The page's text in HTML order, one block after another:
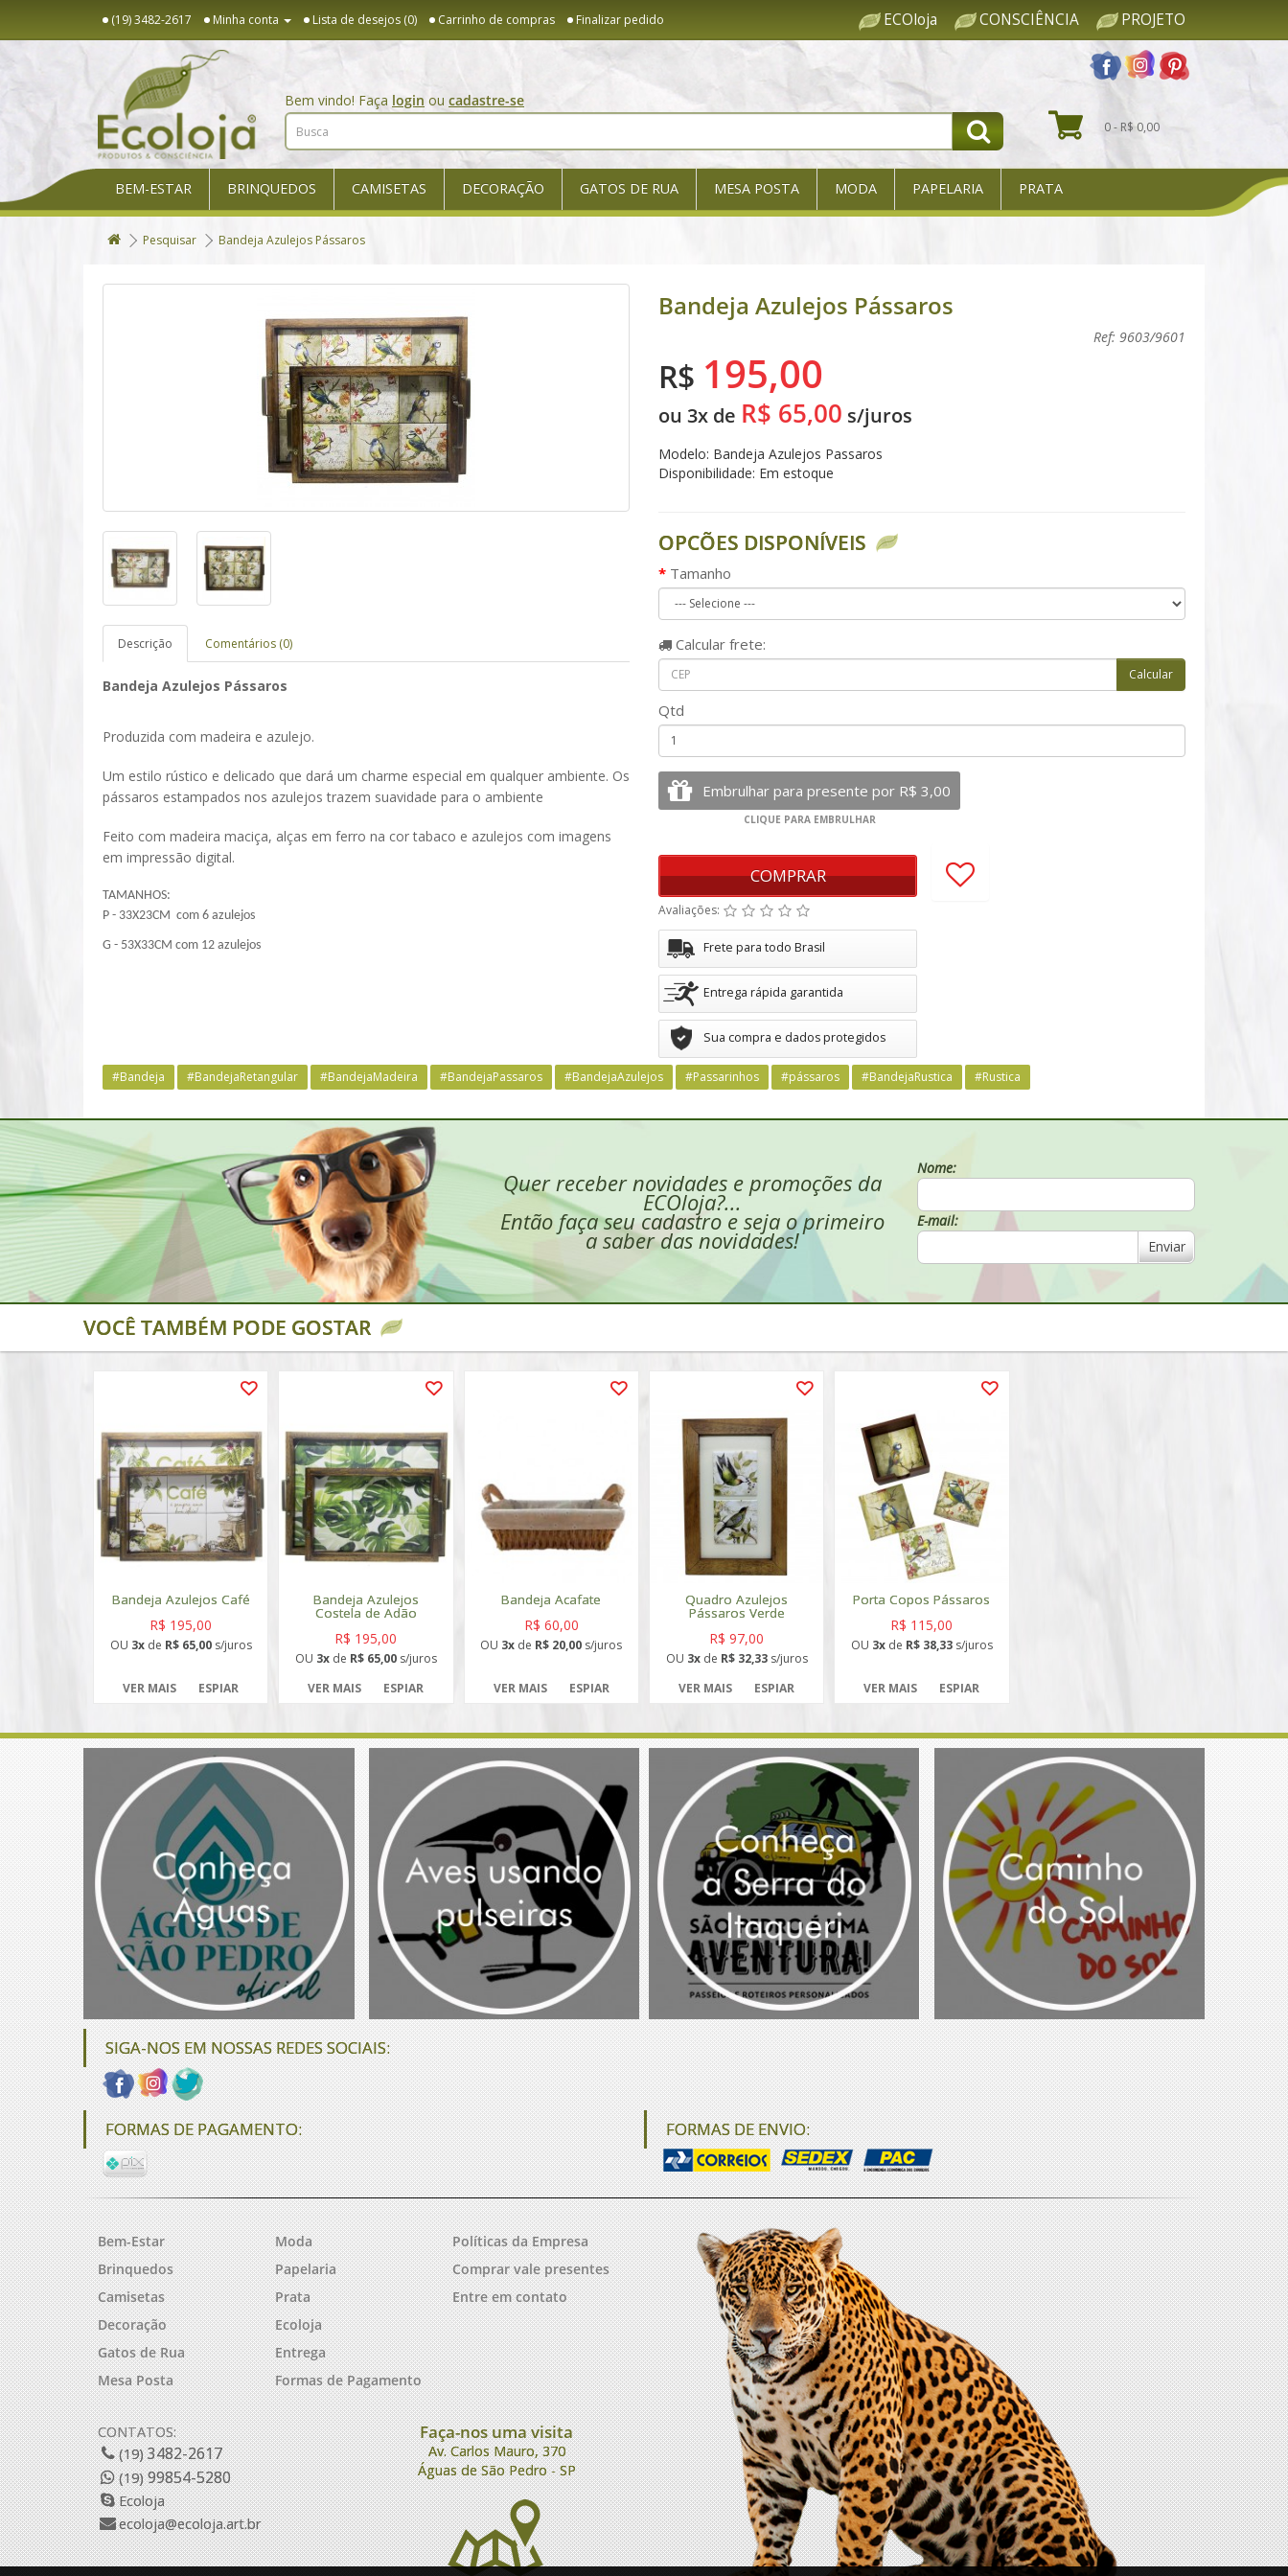
(19) 3482-2617 Minha conta Lista de desejos (0) Carrinho de compras Finalizar pedido ECOloja CONSCIÊNCIA PROJETO
Bem vindo! Faça login ou cadastre-se
0 - R$ 0,00
BEM-ESTAR BRINQUEDOS CAMISETAS DECORAÇÃO GATOS DE RUA MESA POSTA MODA PAPELARIA PRATA
Pesquisar Bandeja Azulejos Pássaros
Descrição Comentários (0)
Bandeja Azulejos Pássaros
Produzida com madeira e azulejo.
Um estilo rústico e delicado que dará um charme especial em qualquer ambiente. Os
pássaros estampados nos azulejos trazem suavidade para o ambiente
Feito com madeira maciça, alças em ferro na cor tabaco e azulejos com imagens
em impressão digital.
TAMANHOS:
P - 33X23CM com 6 azulejos
G - 53X33CM com 12 azulejos
Bandeja Azulejos Pássaros
Ref: 9603/9601
R$ 195,00
ou 3x de R$ 65,00 s/juros
Modelo: Bandeja Azulejos Passaros
Disponibilidade: Em estoque
OPCÕES DISPONÍVEIS
Tamanho
Calcular frete:
Qtd
COMPRAR
Avaliações:
Frete para todo Brasil
Entrega rápida garantida
Sua compra e dados protegidos
#Bandeja #BandejaRetangular #BandejaMadeira #BandejaPassaros #BandejaAzulejos #Passarinhos #pássaros #BandejaRustica #Rustica
Quer receber novidades e promoções da
ECOloja?...
Então faça seu cadastro e seja o primeiro
a saber das novidades!
Nome:
E-mail:
Enviar
VOCÊ TAMBÉM PODE GOSTAR
Bandeja Azulejos Café
R$ 195,00
OU 3xde R$ 65,00s/juros
VER MAIS ESPIAR
Bandeja Azulejos
Costela de Adão
R$ 195,00
OU 3xde R$ 65,00s/juros
VER MAIS
ESPIAR
Bandeja Acafate
R$ 60,00
OU 3x de R$ 20,00 s/juros
VER MAIS ESPIAR
Quadro Azulejos
Pássaros Verde
R$ 97,00
OU 3xde R$ 32,33s/juros
VER MAIS
ESPIAR
Porta Copos Pássaros
R$ 115,00
OU 3xde R$ 38,33s/juros
VER MAIS ESPIAR
SIGA-NOS EM NOSSAS REDES SOCIAIS:
FORMAS DE PAGAMENTO: FORMAS DE ENVIO:
Bem-Estar
Brinquedos
Camisetas
Decoração
Gatos de Rua
Mesa Posta
Moda
Papelaria
Prata
Ecoloja
Entrega
Formas de Pagamento
Políticas da Empresa
Comprar vale presentes
Entre em contato
CONTATOS:
(19)3482-2617
(19)99854-5280
Ecoloja
ecoloja@ecoloja.art.br
Faça-nos uma visita
Av. Carlos Mauro, 370
Águas de São Pedro - SP